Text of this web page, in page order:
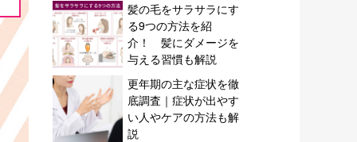
髪の毛をサラサラにす
る9つの方法を紹
介！ 髪にダメージを
与える習慣も解説
更年期の主な症状を徹
底調査｜症状が出やす
い人やケアの方法も解
説